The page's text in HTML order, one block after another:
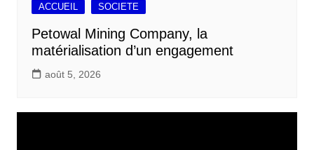
ACCUEIL SOCIETE
Petowal Mining Company, la
matérialisation d’un engagement
août 5, 2026